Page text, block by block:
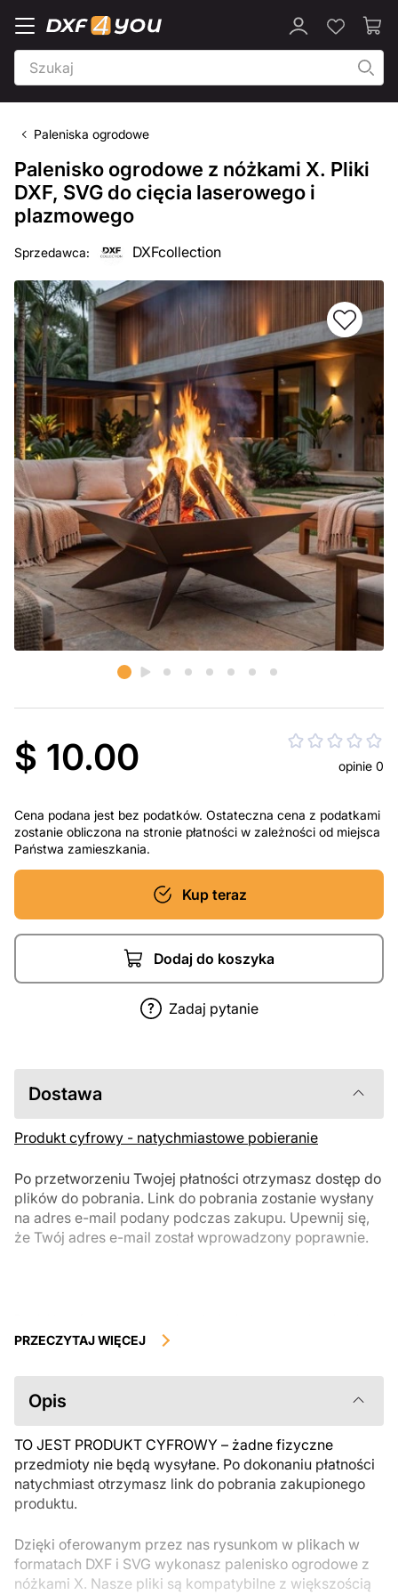
Paleniska ogrodowe
Palenisko ogrodowe z nóżkami X. Pliki
DXF, SVG do cięcia laserowego i
plazmowego
Sprzedawca: DXFcollection
$ 10.00 opinie 0
Cena podana jest bez podatków. Ostateczna cena z podatkami
zostanie obliczona na stronie płatności w zależności od miejsca
Państwa zamieszkania.
Kup teraz
Dodaj do koszyka
Zadaj pytanie
Dostawa
Produkt cyfrowy - natychmiastowe pobieranie
Po przetworzeniu Twojej płatności otrzymasz dostęp do
plików do pobrania. Link do pobrania zostanie wysłany
na adres e-mail podany podczas zakupu. Upewnij się,
że Twój adres e-mail został wprowadzony poprawnie.
podlegają zwrotowi ani wymianie po ich pobraniu. Zalecamy
przed zakupem. Jeśli masz jakiekolwiek problemy z zamówieniem,
skontaktuj się bezpośrednio ze sprzedawcą.
PRZECZYTAJ WIĘCEJ
Opis
TO JEST PRODUKT CYFROWY – żadne fizyczne
przedmioty nie będą wysyłane. Po dokonaniu płatności
natychmiast otrzymasz link do pobrania zakupionego
produktu.
Dzięki oferowanym przez nas rysunkom w plikach w
formatach DXF i SVG wykonasz palenisko ogrodowe z
nóżkami X. Nasze pliki są kompatybilne z większością